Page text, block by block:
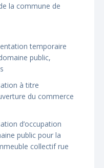
la commune de
temporaire
public,
à titre
du commerce
d’occupation
public pour la
collectif rue